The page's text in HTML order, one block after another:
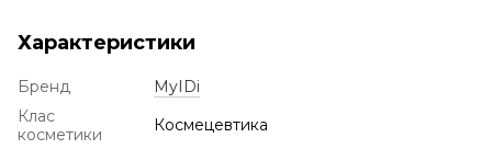
Характеристики
Бренд
MyIDi
Клас
косметики
Космецевтика